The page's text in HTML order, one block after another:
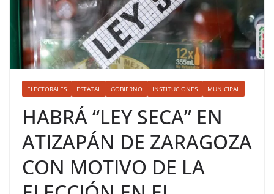
ELECTORALES ESTATAL GOBIERNO INSTITUCIONES MUNICIPAL
HABRÁ “LEY SECA” EN
ATIZAPÁN DE ZARAGOZA
CON MOTIVO DE LA